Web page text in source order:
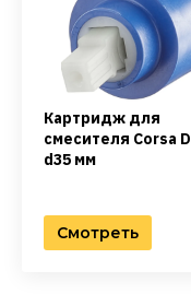
Картридж для
смесителя Corsa
d35 мм
Смотреть